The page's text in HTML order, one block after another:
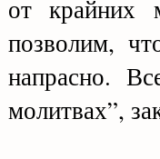
от
позволим,
напрасно.
молитвах”,